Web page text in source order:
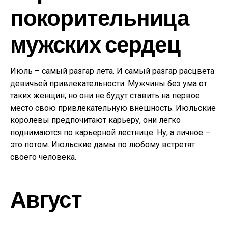
покорительница
мужских сердец
Июль – самый разгар лета. И самый разгар расцвета
девичьей привлекательности. Мужчины без ума от
таких женщин, но они не будут ставить на первое
место свою привлекательную внешность. Июльские
королевы предпочитают карьеру, они легко
поднимаются по карьерной лестнице. Ну, а личное –
это потом. Июльские дамы по любому встретят
своего человека.
Август